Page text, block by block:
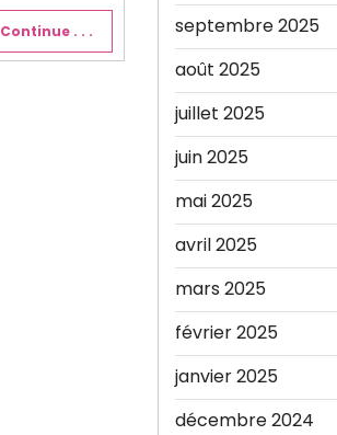
Continue . . .
septembre 2025
août 2025
juillet 2025
juin 2025
mai 2025
avril 2025
mars 2025
février 2025
janvier 2025
décembre 2024